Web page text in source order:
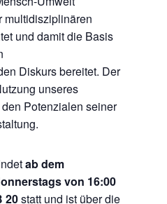
multidisziplinären
und damit die Basis
Diskurs bereitet. Der
unseres
Potenzialen seiner
ab dem
von 16:00
20statt und ist über die